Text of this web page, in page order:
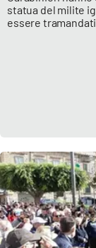
statua del milite
essere